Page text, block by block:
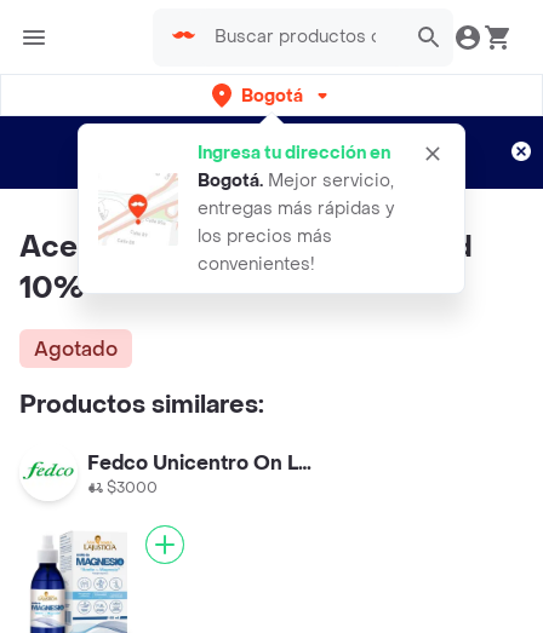
Bogotá
Ingresa tu dirección en
Bogotá. Mejor servicio,
entregas más rápidas y
los precios más
convenientes!
envíos gratis por semanas
Aplican TyC
Aceite Mct Canoa Painless Cbd
10%
Agotado
Productos similares:
Fedco Unicentro On Line
$3000